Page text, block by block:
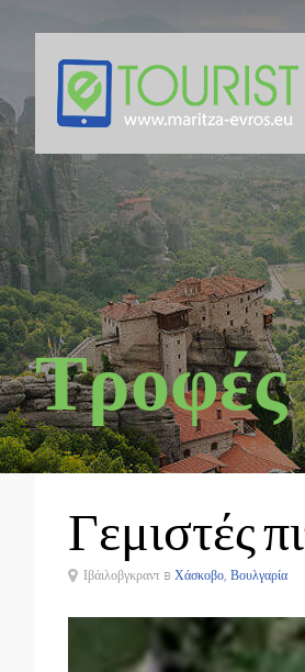
Τροφές
Γεμιστές
Ιβάιλοβγκραντ в Χάσκοβο, Βουλγαρία